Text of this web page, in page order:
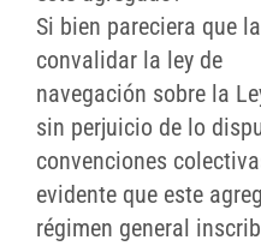
Si bien pareciera que
convalidar la ley de
navegación sobre la
sin perjuicio de lo
convenciones
evidente que este
régimen general